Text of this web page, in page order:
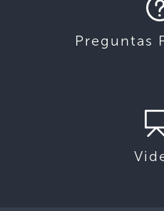
Preguntas